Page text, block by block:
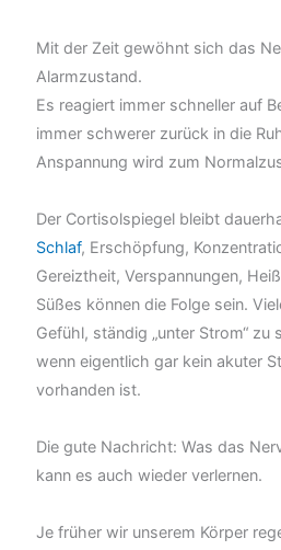
Mit der Zeit gewöhnt sich das
Alarmzustand.
Es reagiert immer schneller auf
immer schwerer zurück in die
Anspannung wird zum
Der Cortisolspiegel bleibt
Schlaf, Erschöpfung,
Gereiztheit, Verspannungen,
Süßes können die Folge sein.
Gefühl, ständig „unter Strom“ zu
wenn eigentlich gar kein akuter
vorhanden ist.
Die gute Nachricht: Was das
kann es auch wieder verlernen.
Je früher wir unserem Körper